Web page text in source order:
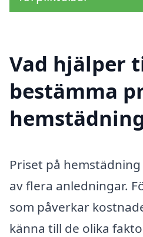
Vad hjälper
bestämma
Priset på
av flera anledningar.
som påverkar
känna till de olika